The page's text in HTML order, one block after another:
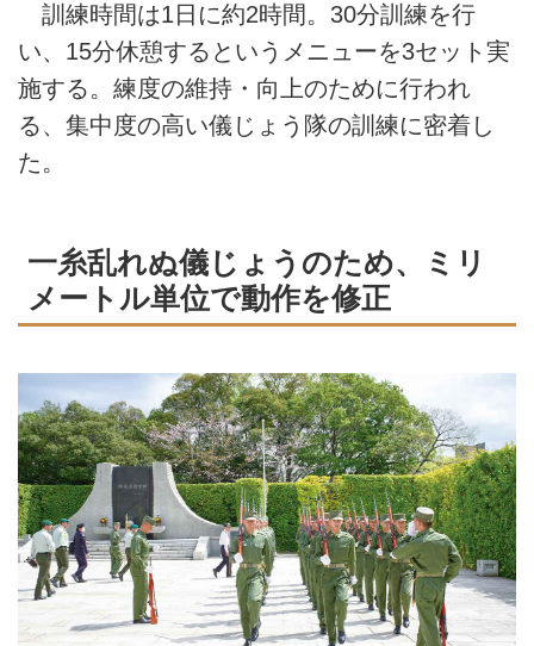
訓練時間は1日に約2時間。30分訓練を行
い、15分休憩するというメニューを3セット実
施する。練度の維持・向上のために行われ
る、集中度の高い儀じょう隊の訓練に密着し
た。
一糸乱れぬ儀じょうのため、ミリ
メートル単位で動作を修正